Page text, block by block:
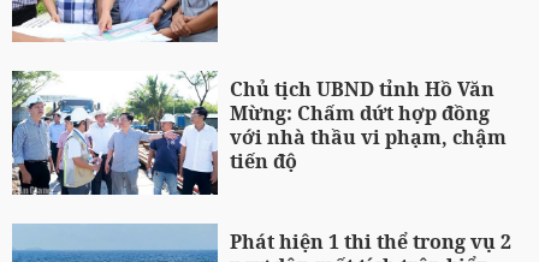
Chủ tịch UBND tỉnh Hồ Văn
Mừng: Chấm dứt hợp đồng
với nhà thầu vi phạm, chậm
tiến độ
Phát hiện 1 thi thể trong vụ 2